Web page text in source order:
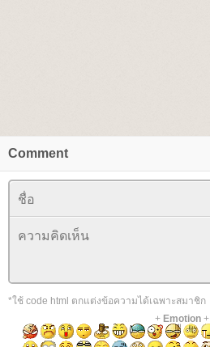
Comment
*ใช้ code html ตกแต่งข้อความได้เฉพาะสมาชิก
+ Emotion+